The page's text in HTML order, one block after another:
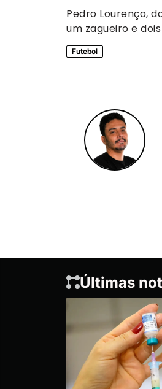
Pedro Lourenço,
um zagueiro e
Futebol
Últimas